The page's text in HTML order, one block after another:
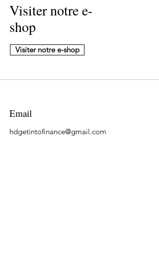
Visiter notre e-
shop
Visiter notre e-shop
Email
hdgetintofinance@gmail.com